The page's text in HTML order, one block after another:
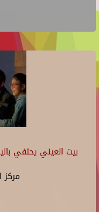
بيت العيني يحتفي
مركز